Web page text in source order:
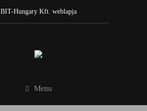
BIT-Hungary Kft. weblapja
Menu